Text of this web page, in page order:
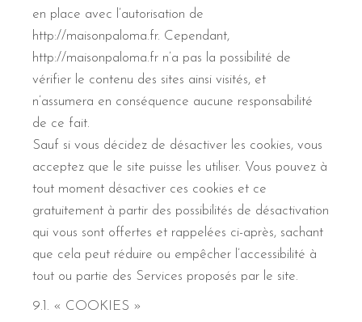
en place avec l’autorisation de
http://maisonpaloma.fr. Cependant,
http://maisonpaloma.fr n’a pas la possibilité de
vérifier le contenu des sites ainsi visités, et
n’assumera en conséquence aucune responsabilité
de ce fait.
Sauf si vous décidez de désactiver les cookies, vous
acceptez que le site puisse les utiliser. Vous pouvez à
tout moment désactiver ces cookies et ce
gratuitement à partir des possibilités de désactivation
qui vous sont offertes et rappelées ci-après, sachant
que cela peut réduire ou empêcher l’accessibilité à
tout ou partie des Services proposés par le site.
9.1. « COOKIES »